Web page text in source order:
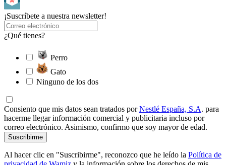
¡Suscríbete a nuestra newsletter!
¿Qué tienes?
Perro
Gato
Ninguno de los dos
Consiento que mis datos sean tratados porNestlé España, S.A. para
hacerme llegar información comercial y publicitaria incluso por
correo electrónico. Asimismo, confirmo que soy mayor de edad.
Suscribirme
Al hacer clic en "Suscribirme", reconozco que he leído la Política de